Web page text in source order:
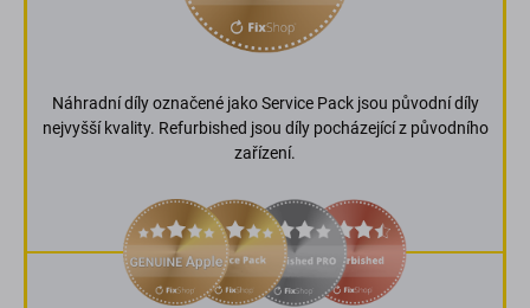
Náhradní díly označené jako Service Pack jsou původní díly
nejvyšší kvality. Refurbished jsou díly pocházející z původního
zařízení.